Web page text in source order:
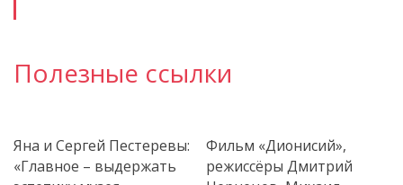
Полезные ссылки
Яна и Сергей Пестеревы:
«Главное – выдержать
Фильм «Дионисий»,
режиссёры Дмитрий